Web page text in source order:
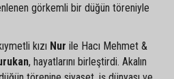
görkemli bir düğün töreniyle
kızı Nur ile Hacı Mehmet &
, hayatlarını birleştirdi. Akalın